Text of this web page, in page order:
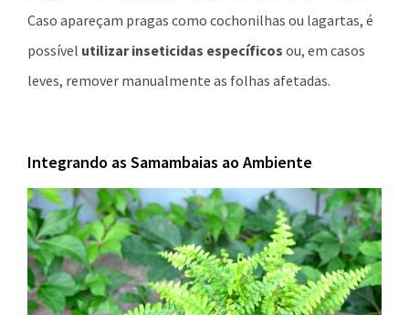
Caso apareçam pragas como cochonilhas ou lagartas, é
possível utilizar inseticidas específicos ou, em casos
leves, remover manualmente as folhas afetadas.
Integrando as Samambaias ao Ambiente